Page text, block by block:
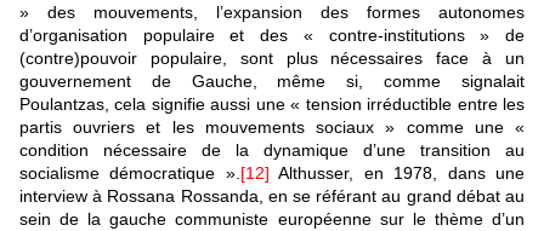
» des mouvements, l’expansion des formes autonomes
d’organisation populaire et des « contre-institutions » de
(contre)pouvoir populaire, sont plus nécessaires face à un
gouvernement de Gauche, même si, comme signalait
Poulantzas, cela signifie aussi une « tension irréductible entre les
partis ouvriers et les mouvements sociaux » comme une «
condition nécessaire de la dynamique d’une transition au
socialisme démocratique ». [12] Althusser, en 1978, dans une
interview à Rossana Rossanda, en se référant au grand débat au
sein de la gauche communiste européenne sur le thème d’un